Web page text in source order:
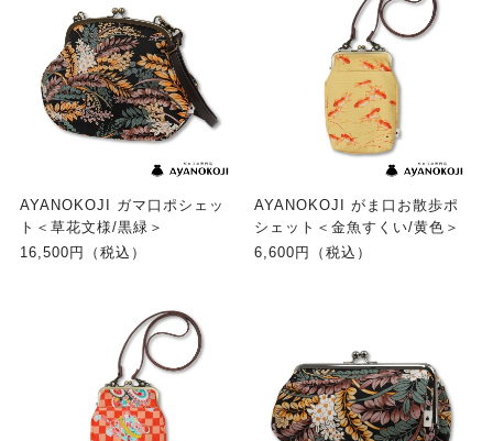
AYANOKOJI ガマ口ポシェッ
ト＜草花文様/黒緑＞
16,500円（税込）
AYANOKOJI がま口お散歩ポ
シェット＜金魚すくい/黄色＞
6,600円（税込）